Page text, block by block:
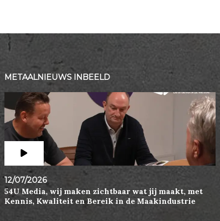
METAALNIEUWS INBEELD
12/07/2026
54U Media, wij maken zichtbaar wat jij maakt, met
Kennis, Kwaliteit en Bereik in de Maakindustrie